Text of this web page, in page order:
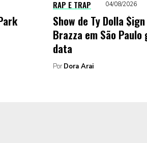
RAP E TRAP 04/08/2026
Show de Ty Dolla
Brazza em São Paulo
data
Por Dora Arai